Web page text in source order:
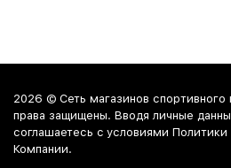
2026 © Сеть магазинов спортивного
права защищены. Вводя личные
соглашаетесь c условиями Политики
Компании.